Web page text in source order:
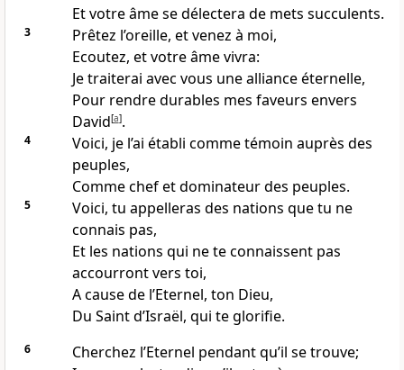
Et votre âme se délectera de mets succulents.
3
Prêtez l’oreille, et venez à moi,
Ecoutez, et votre âme vivra:
Je traiterai avec vous une alliance éternelle,
Pour rendre durables mes faveurs envers
David[a].
4
Voici, je l’ai établi comme témoin auprès des
peuples,
Comme chef et dominateur des peuples.
5
Voici, tu appelleras des nations que tu ne
connais pas,
Et les nations qui ne te connaissent pas
accourront vers toi,
A cause de l’Eternel, ton Dieu,
Du Saint d’Israël, qui te glorifie.
6
Cherchez l’Eternel pendant qu’il se trouve;